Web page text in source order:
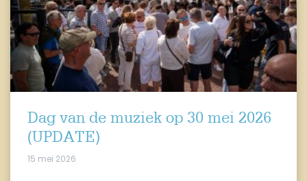
Dag van de muziek op 30 mei 2026
(UPDATE)
15 mei 2026